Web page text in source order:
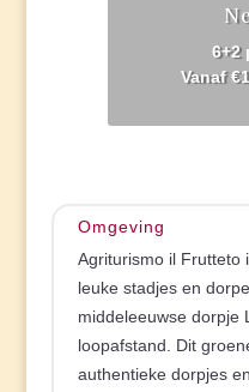
6+2
Vanaf
Omgeving
Agriturismo il Frutteto
leuke stadjes en
middeleeuwse dorpje
loopafstand. Dit
authentieke dorpjes